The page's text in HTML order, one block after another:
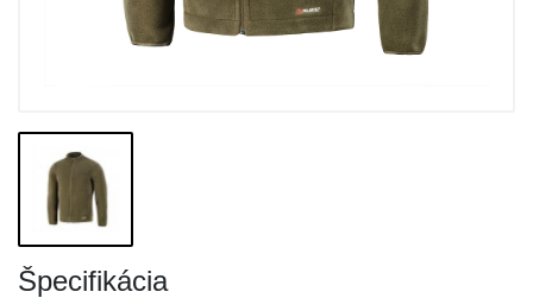
Špecifikácia